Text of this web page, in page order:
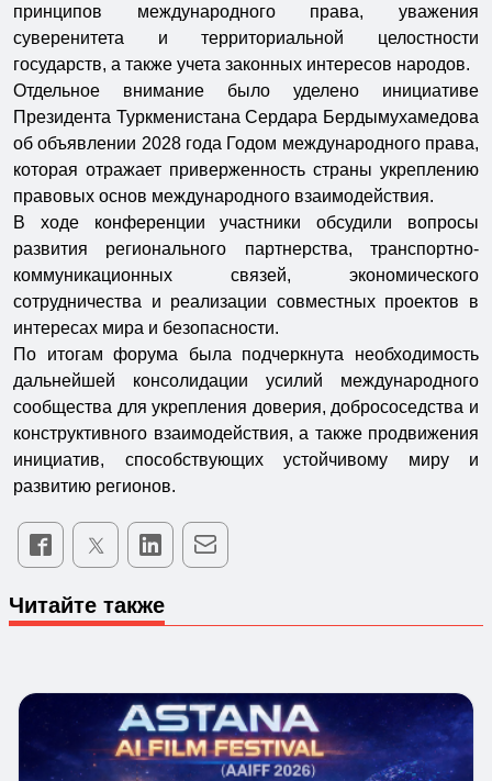
принципов международного права, уважения
суверенитета и территориальной целостности
государств, а также учета законных интересов народов.
Отдельное внимание было уделено инициативе
Президента Туркменистана Сердара Бердымухамедова
об объявлении 2028 года Годом международного права,
которая отражает приверженность страны укреплению
правовых основ международного взаимодействия.
В ходе конференции участники обсудили вопросы
развития регионального партнерства, транспортно-
коммуникационных связей, экономического
сотрудничества и реализации совместных проектов в
интересах мира и безопасности.
По итогам форума была подчеркнута необходимость
дальнейшей консолидации усилий международного
сообщества для укрепления доверия, добрососедства и
конструктивного взаимодействия, а также продвижения
инициатив, способствующих устойчивому миру и
развитию регионов.
Читайте также